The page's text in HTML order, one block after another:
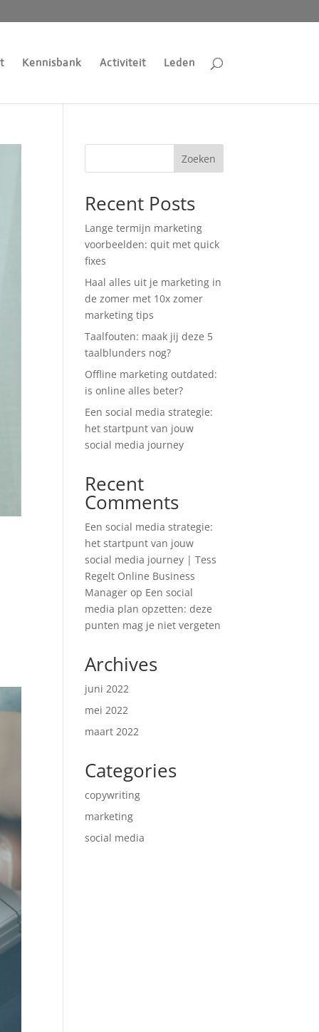
Kennisbank Activiteit Leden
Zoeken
Recent Posts
Lange termijn marketing
voorbeelden: quit met quick
fixes
Haal alles uit je marketing in
de zomer met 10x zomer
marketing tips
Taalfouten: maak jij deze 5
taalblunders nog?
Offline marketing outdated:
is online alles beter?
Een social media strategie:
het startpunt van jouw
social media journey
Recent
Comments
Een social media strategie:
het startpunt van jouw
social media journey | Tess
Regelt Online Business
Manager op Een social
media plan opzetten: deze
punten mag je niet vergeten
Archives
juni 2022
mei 2022
maart 2022
Categories
copywriting
marketing
social media